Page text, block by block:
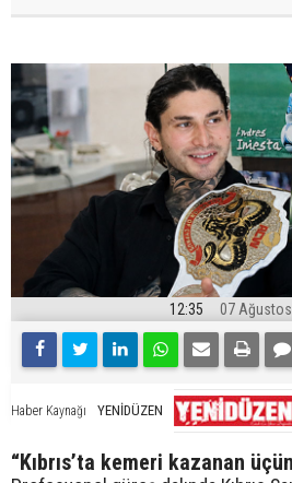
12:35 07
Haber Kaynağı YENİDÜZEN
“Kıbrıs’ta kemeri kazanan